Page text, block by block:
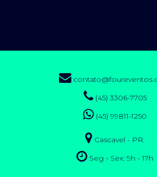
(45) 3306-7705
(45) 99811-1250
Cascavel - PR.
Seg - Sex: 9h - 17h